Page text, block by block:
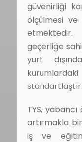
güvenirliği
ölçülmesi ve
geçerliğe
yurt
TYS,
artırmakla
iş ve eğitim